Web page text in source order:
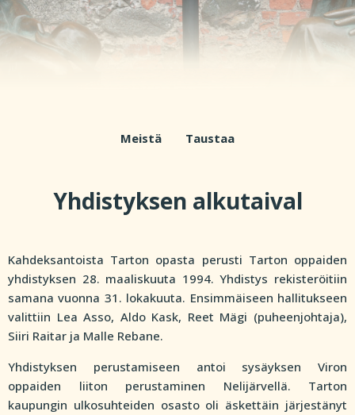
Meistä Taustaa
Yhdistyksen alkutaival
Kahdeksantoista Tarton opasta perusti Tarton oppaiden
yhdistyksen 28. maaliskuuta 1994. Yhdistys rekisteröitiin
samana vuonna 31. lokakuuta. Ensimmäiseen hallitukseen
valittiin Lea Asso, Aldo Kask, Reet Mägi (puheenjohtaja),
Siiri Raitar ja Malle Rebane.
Yhdistyksen perustamiseen antoi sysäyksen Viron
oppaiden liiton perustaminen Nelijärvellä. Tarton
kaupungin ulkosuhteiden osasto oli äskettäin järjestänyt